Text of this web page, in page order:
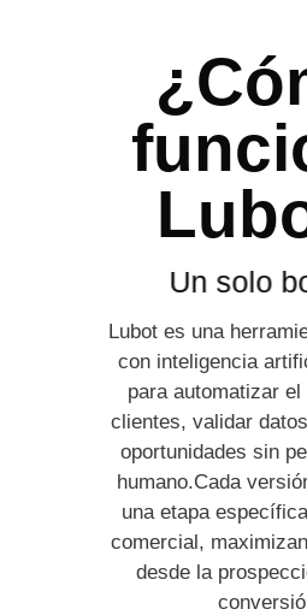
Un solo
Lubot es una
con inteligencia
para automatizar
clientes, validar
oportunidades sin
humano.Cada
una etapa
comercial,
desde la